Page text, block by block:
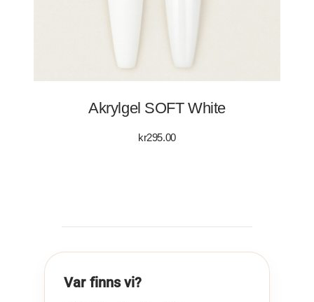
Akrylgel SOFT White
kr295.00
Var finns vi?